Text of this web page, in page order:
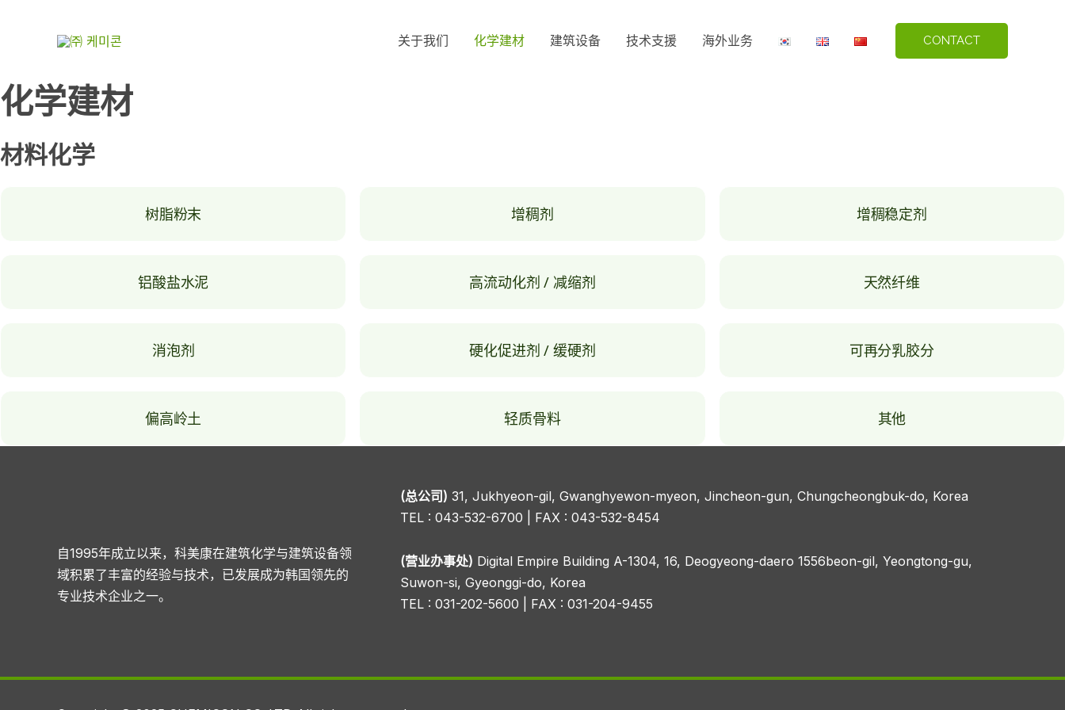
关于我们 化学建材 建筑设备 技术支援 海外业务 CONTACT
化学建材
材料化学
树脂粉末 增稠剂 增稠稳定剂
铝酸盐水泥 高流动化剂 / 减缩剂 天然纤维
消泡剂 硬化促进剂 / 缓硬剂 可再分乳胶分
偏高岭土 轻质骨料 其他
自1995年成立以来，科美康在建筑化学与建筑设备领
域积累了丰富的经验与技术，已发展成为韩国领先的
专业技术企业之一。
(总公司) 31, Jukhyeon-gil, Gwanghyewon-myeon, Jincheon-gun, Chungcheongbuk-do, Korea
TEL : 043-532-6700 | FAX : 043-532-8454
(营业办事处) Digital Empire Building A-1304, 16, Deogyeong-daero 1556beon-gil, Yeongtong-gu,
Suwon-si, Gyeonggi-do, Korea
TEL : 031-202-5600 | FAX : 031-204-9455